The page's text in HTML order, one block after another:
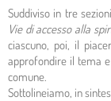
Suddiviso in tre
Vie di accesso alla
ciascuno, poi, il
approfondire il tema
comune.
Sottolineiamo, in